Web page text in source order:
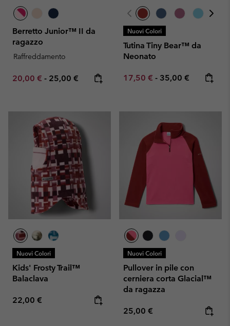
Berretto Junior™ II da
ragazzo
Raffreddamento
Minimum sale price:
20,00 € - Maximum price:
25,00 €
Nuovi Colori
Tutina Tiny Bear™ da
Neonato
Minimum sale price:
17,50 € - Maximum price:
35,00 €
Nuovi Colori
Kids' Frosty Trail™
Balaclava
Regular price:
22,00 €
Nuovi Colori
Pullover in pile con
cerniera corta Glacial™
da ragazza
Regular price:
25,00 €